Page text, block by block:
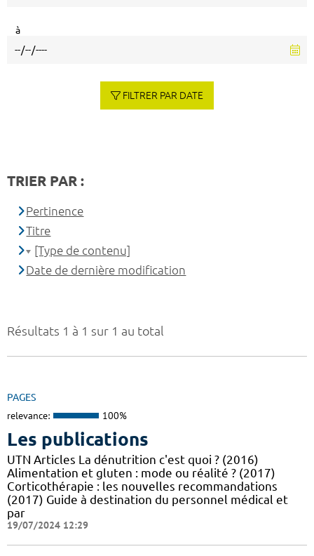
Résultats 1 à 1 sur 1 au total
PAGES
relevance: 100%
Les publications
UTN Articles La dénutrition c'est quoi ? (2016)
Alimentation et gluten : mode ou réalité ? (2017)
Corticothérapie : les nouvelles recommandations
(2017) Guide à destination du personnel médical et
par
19/07/2024 12:29
à
FILTRER PAR DATE
TRIER PAR :
Pertinence
Titre
[Type de contenu]
Date de dernière modification